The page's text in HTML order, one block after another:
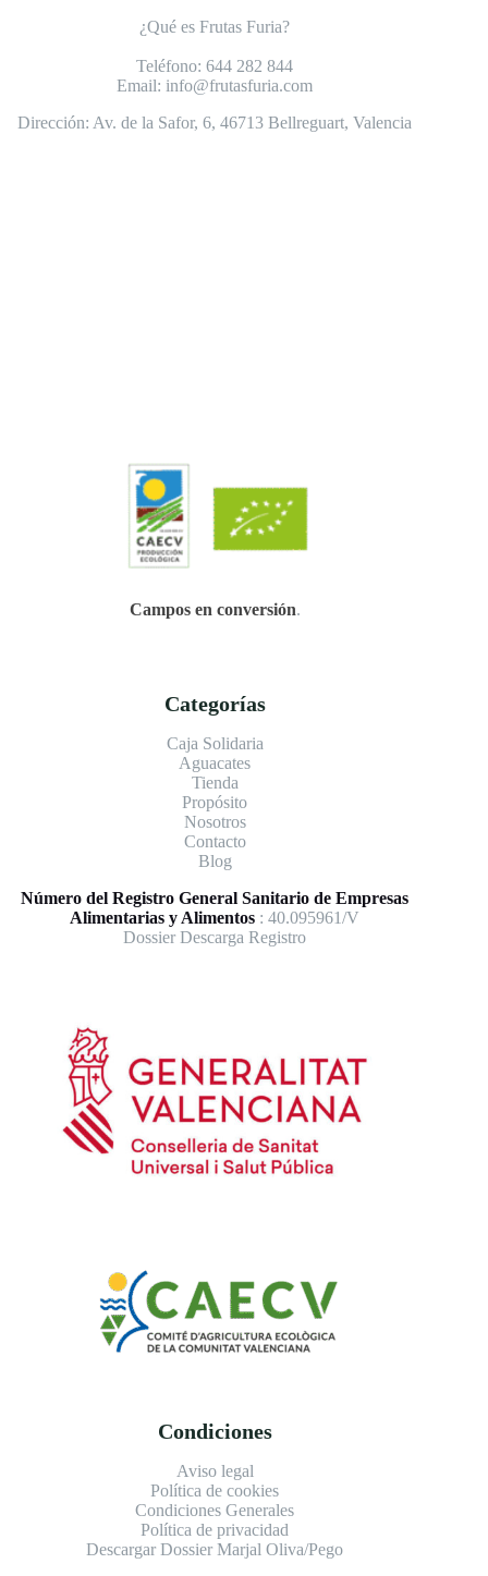
¿Qué es Frutas Furia?
Teléfono:644 282 844
Email: info@frutasfuria.com
Dirección: Av. de la Safor, 6, 46713 Bellreguart, Valencia
Campos en conversión.
Categorías
Caja Solidaria
Aguacates
Tienda
Propósito
Nosotros
Contacto
Blog
Número del Registro General Sanitario de Empresas
Alimentarias y Alimentos : 40.095961/V
Dossier Descarga Registro
Condiciones
Aviso legal
Política de cookies
Condiciones Generales
Política de privacidad
Descargar Dossier Marjal Oliva/Pego